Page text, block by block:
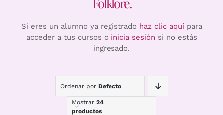
Folklore.
Si eres un alumno ya registrado haz clic aquípara
acceder a tus cursos o inicia sesión si no estás
ingresado.
Ordenar por Defecto
Mostrar 24
productos